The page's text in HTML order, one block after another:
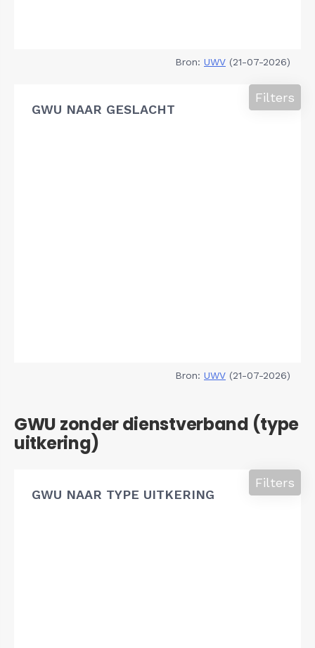
Bron: UWV (21-07-2026)
GWU NAAR GESLACHT
Filters
Bron: UWV (21-07-2026)
GWU zonder dienstverband (type
uitkering)
GWU NAAR TYPE UITKERING
Filters